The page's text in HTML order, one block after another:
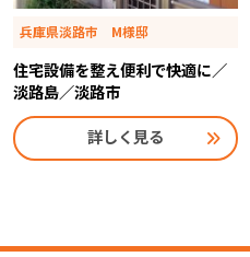
兵庫県淡路市 M様邸
住宅設備を整え便利で快適に／
淡路島／淡路市
詳しく見る